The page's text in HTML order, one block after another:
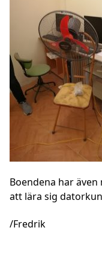
Boendena har
att lära sig
/Fredrik